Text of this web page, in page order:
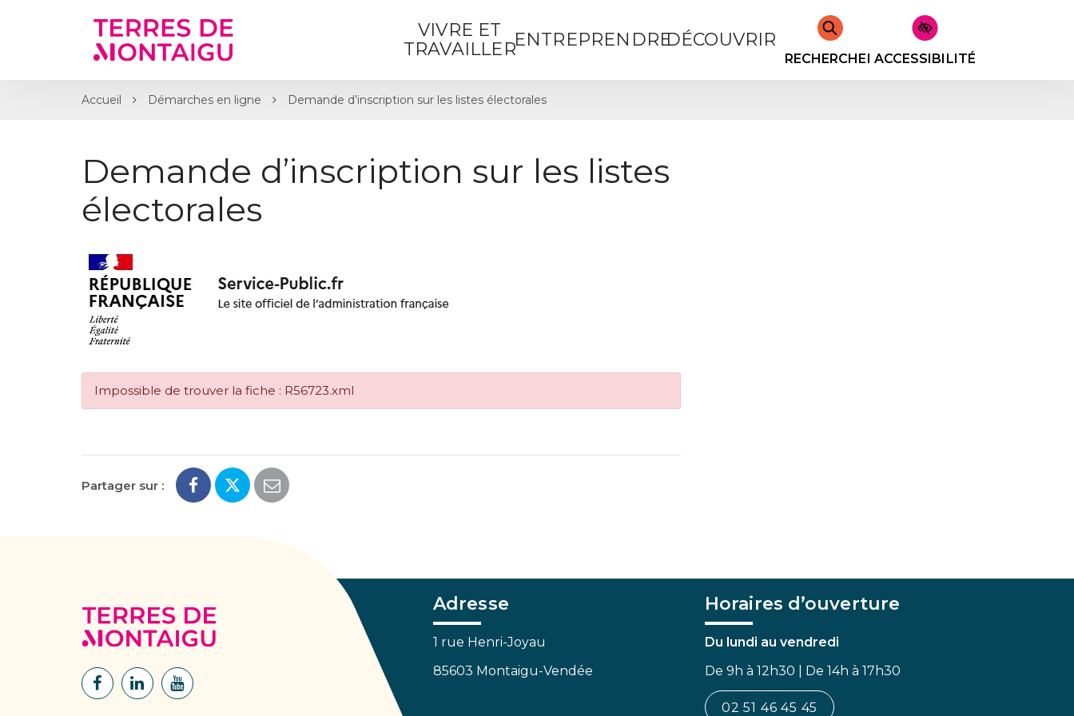
VIVRE ET
TRAVAILLERENTREPRENDREDÉCOUVRIR
RECHERCHERACCESSIBILITÉ
Accueil Démarches en ligne Demande d’inscription sur les listes électorales
Demande d’inscription sur les listes
électorales
Impossible de trouver la fiche : R56723.xml
Partager sur :
Lien
Lien
Lien
Adresse
1 rue Henri-Joyau
85603 Montaigu-Vendée
Horaires d’ouverture
Du lundi au vendredi
De 9h à 12h30 | De 14h à 17h30
02 51 46 45 45